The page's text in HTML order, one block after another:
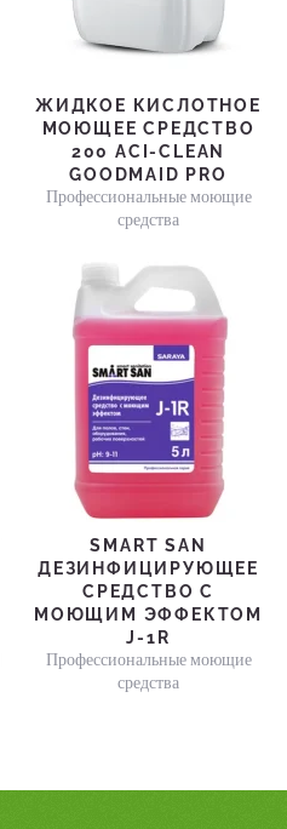
ЖИДКОЕ КИСЛОТНОЕ
МОЮЩЕЕ СРЕДСТВО
200 ACI-CLEAN
GOODMAID PRO
Профессиональные моющие
средства
SMART SAN
ДЕЗИНФИЦИРУЮЩЕЕ
СРЕДСТВО С
МОЮЩИМ ЭФФЕКТОМ
J-1R
Профессиональные моющие
средства